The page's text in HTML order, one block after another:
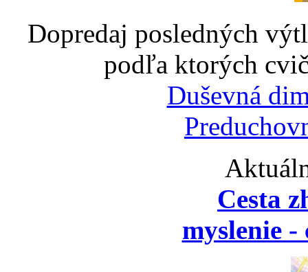
Dopredaj posledných
podľa ktorých
Duševná
Cesta
myslenie